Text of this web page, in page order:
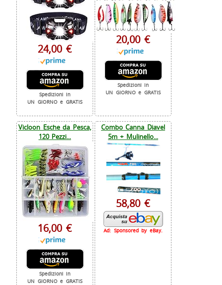
24,00 €
Spedizioni in
UN GIORNO e GRATIS
20,00 €
Spedizioni in
UN GIORNO e GRATIS
Vicloon Esche da Pesca,
120 Pezzi...
16,00 €
Spedizioni in
UN GIORNO e GRATIS
Combo Canna Diavel
5m + Mulinello...
58,80 €
Ad: Sponsored by eBay.